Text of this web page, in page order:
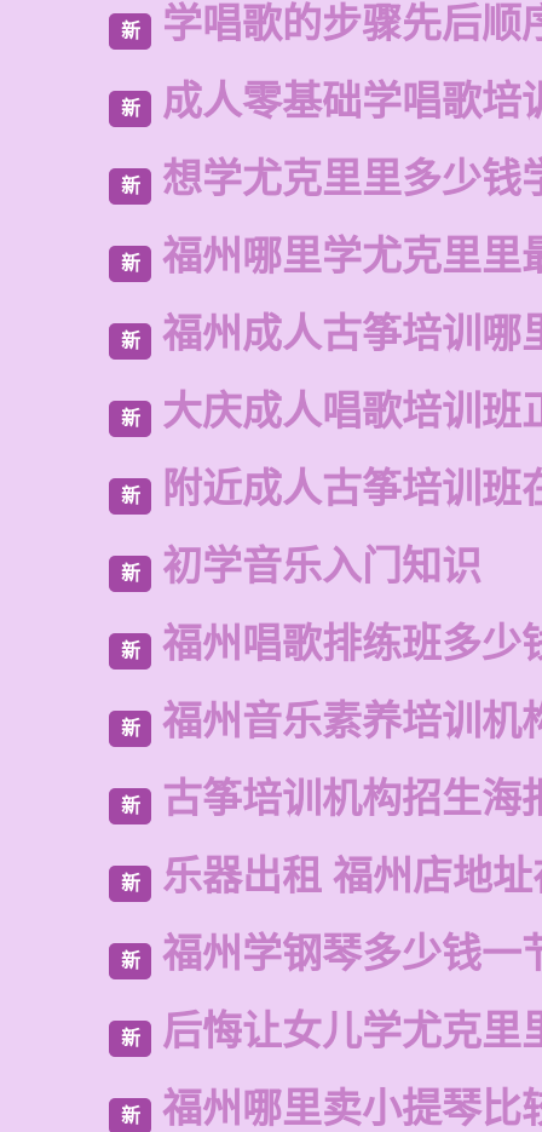
新 学唱歌的步骤先后顺
新 成人零基础学唱歌培
新 想学尤克里里多少钱
新 福州哪里学尤克里里
新 福州成人古筝培训哪
新 大庆成人唱歌培训班
新 附近成人古筝培训班
新 初学音乐入门知识
新 福州唱歌排练班多少
新 福州音乐素养培训机
新 古筝培训机构招生海
新 乐器出租 福州店地
新 福州学钢琴多少钱一
新 后悔让女儿学尤克里
新 福州哪里卖小提琴比